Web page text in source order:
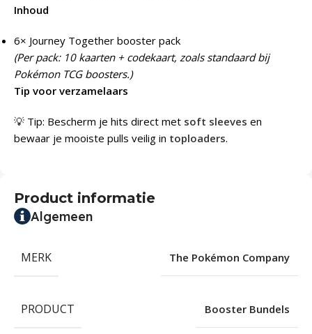
Inhoud
6× Journey Together booster pack
(Per pack: 10 kaarten + codekaart, zoals standaard bij
Pokémon TCG boosters.)
Tip voor verzamelaars
💡 Tip: Bescherm je hits direct met soft sleeves en
bewaar je mooiste pulls veilig in toploaders.
Product informatie
Algemeen
MERK The Pokémon Company
PRODUCT Booster Bundels